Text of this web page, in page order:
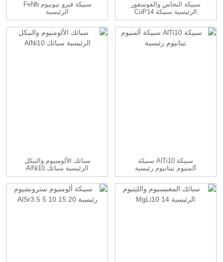
سبيكة فيرو نيوبيوم FeNb
الرئيسية
سبيكة النحاس والفوسفور
الرئيسية سبيكة CuP14
سبائك الألومنيوم والنيكل
الرئيسية سبائك AlNi10
سبيكة AlTi10 سبيكة
ألمنيوم تيتانيوم رئيسية